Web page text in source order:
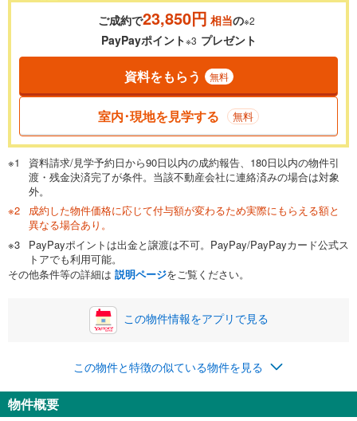
0.01%
一般的には最長35年まで借り入れ可能です。多くの金融機関
が完済時の年齢は80歳までを条件としています。
閉じる
頭金 万円
0万円 1,590万円
自己資金から住宅購入にかけられる金額を入力してくださ
い。一般的には物件価格の2割までが目安です。
閉じる
ボーナス
万円
0円
ナス時の増額分（1回分）を入力してください。
ボーナス払いの限度額は金融機関によって異なります。
閉じる
月々の返済額
ご成約で23,850円 相当の※2
PayPayポイント※3 プレゼント
資料をもらう 無料
室内･現地を見学する 無料
資料請求/見学予約日から90日以内の成約報告、180日以内の物件引
渡・残金決済完了が条件。当該不動産会社に連絡済みの場合は対象
外。
成約した物件価格に応じて付与額が変わるため実際にもらえる額と
異なる場合あり。
PayPayポイントは出金と譲渡は不可。PayPay/PayPayカード公式ス
トアでも利用可能。
その他条件等の詳細は 説明ページをご覧ください。
この物件情報をアプリで見る
この物件と特徴の似ている物件を見る
物件概要